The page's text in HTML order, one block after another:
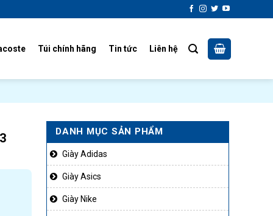
Túi chính hãng Tin tức Liên hệ
DANH MỤC SẢN PHẨM
Giày Adidas
Giày Asics
Giày Nike